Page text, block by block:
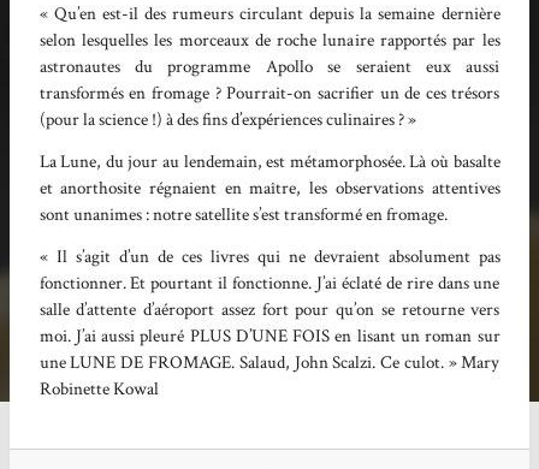
« Qu’en est-il des rumeurs circulant depuis la semaine dernière
selon lesquelles les morceaux de roche lunaire rapportés par les
astronautes du programme Apollo se seraient eux aussi
transformés en fromage ? Pourrait-on sacrifier un de ces trésors
(pour la science !) à des fins d’expériences culinaires ? »
La Lune, du jour au lendemain, est métamorphosée. Là où basalte
et anorthosite régnaient en maître, les observations attentives
sont unanimes : notre satellite s’est transformé en fromage.
« Il s’agit d’un de ces livres qui ne devraient absolument pas
fonctionner. Et pourtant il fonctionne. J’ai éclaté de rire dans une
salle d’attente d’aéroport assez fort pour qu’on se retourne vers
moi. J’ai aussi pleuré PLUS D’UNE FOIS en lisant un roman sur
une LUNE DE FROMAGE. Salaud, John Scalzi. Ce culot. » Mary
Robinette Kowal